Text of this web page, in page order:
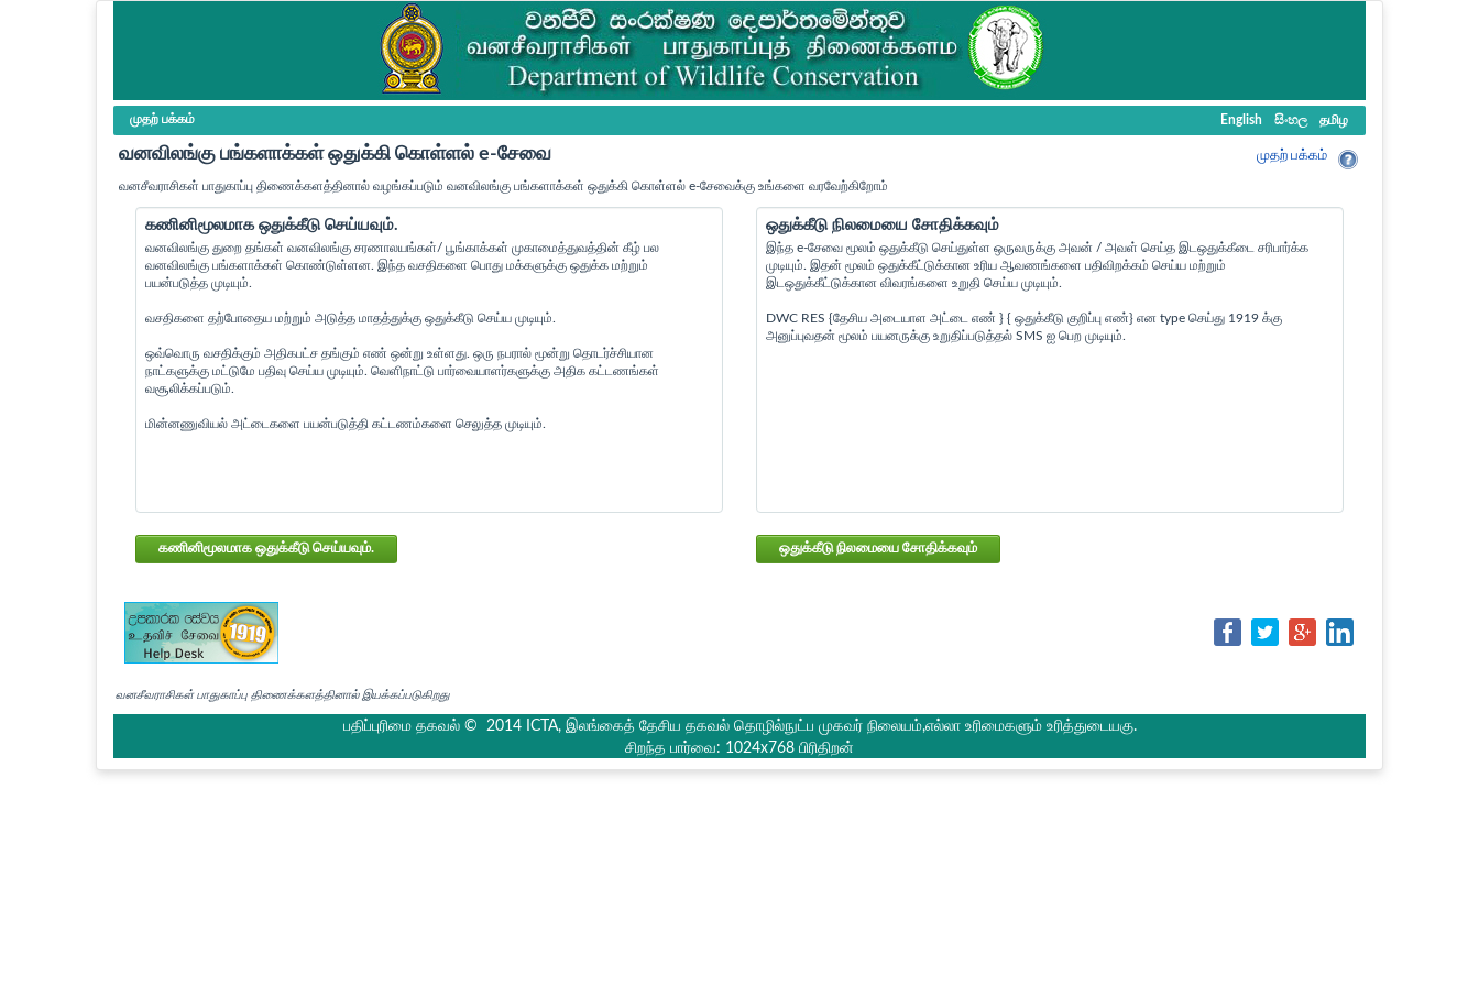
முதற் பக்கம் English සිංහල தமிழ
வனவிலங்கு பங்களாக்கள் ஒதுக்கி கொள்ளல் e-சேவை முதற் பக்கம்
வனசீவராசிகள் பாதுகாப்பு திணைக்களத்தினால் வழங்கப்படும் வனவிலங்கு பங்களாக்கள் ஒதுக்கி கொள்ளல் e-சேவைக்கு உங்களை வரவேற்கிறோம்
கணினிமூலமாக ஒதுக்கீடு செய்யவும்.
வனவிலங்கு துறை தங்கள் வனவிலங்கு சரணாலயங்கள்/ பூங்காக்கள் முகாமைத்துவத்தின் கீழ் பல
வனவிலங்கு பங்களாக்கள் கொண்டுள்ளன. இந்த வசதிகளை பொது மக்களுக்கு ஒதுக்க மற்றும்
பயன்படுத்த முடியும்.
வசதிகளை தற்போதைய மற்றும் அடுத்த மாதத்துக்கு ஒதுக்கீடு செய்ய முடியும்.
ஒவ்வொரு வசதிக்கும் அதிகபட்ச தங்கும் எண் ஒன்று உள்ளது. ஒரு நபரால் மூன்று தொடர்ச்சியான
நாட்களுக்கு மட்டுமே பதிவு செய்ய முடியும். வெளிநாட்டு பார்வையாளர்களுக்கு அதிக கட்டணங்கள்
வசூலிக்கப்படும்.
மின்னணுவியல் அட்டைகளை பயன்படுத்தி கட்டணம்களை செலுத்த முடியும்.
கணினிமூலமாக ஒதுக்கீடு செய்யவும்.
ஒதுக்கீடு நிலமையை சோதிக்கவும்
இந்த e-சேவை மூலம் ஒதுக்கீடு செய்துள்ள ஒருவருக்கு அவன் / அவள் செய்த இடஒதுக்கீடை சரிபார்க்க
முடியும். இதன் மூலம் ஒதுக்கீட்டுக்கான உரிய ஆவணங்களை பதிவிறக்கம் செய்ய மற்றும்
இடஒதுக்கீட்டுக்கான விவரங்களை உறுதி செய்ய முடியும்.
DWC RES {தேசிய அடையாள அட்டை எண் } { ஒதுக்கீடு குறிப்பு எண்} என type செய்து 1919 க்கு
அனுப்புவதன் மூலம் பயனருக்கு உறுதிப்படுத்தல் SMS ஐ பெற முடியும்.
ஒதுக்கீடு நிலமையை சோதிக்கவும்
வனசீவராசிகள் பாதுகாப்பு திணைக்களத்தினால் இயக்கப்படுகிறது
பதிப்புரிமை தகவல் © 2014 ICTA, இலங்கைத் தேசிய தகவல் தொழில்நுட்ப முகவர் நிலையம்,எல்லா உரிமைகளும் உரித்துடையகு.
சிறந்த பார்வை: 1024x768 பிரிதிறன்